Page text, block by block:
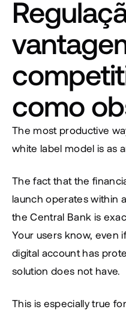
como
The most productive
white label model is as
The fact that the
launch operates within
the Central Bank is
Your users know, even
digital account has
solution does not have.
This is especially true